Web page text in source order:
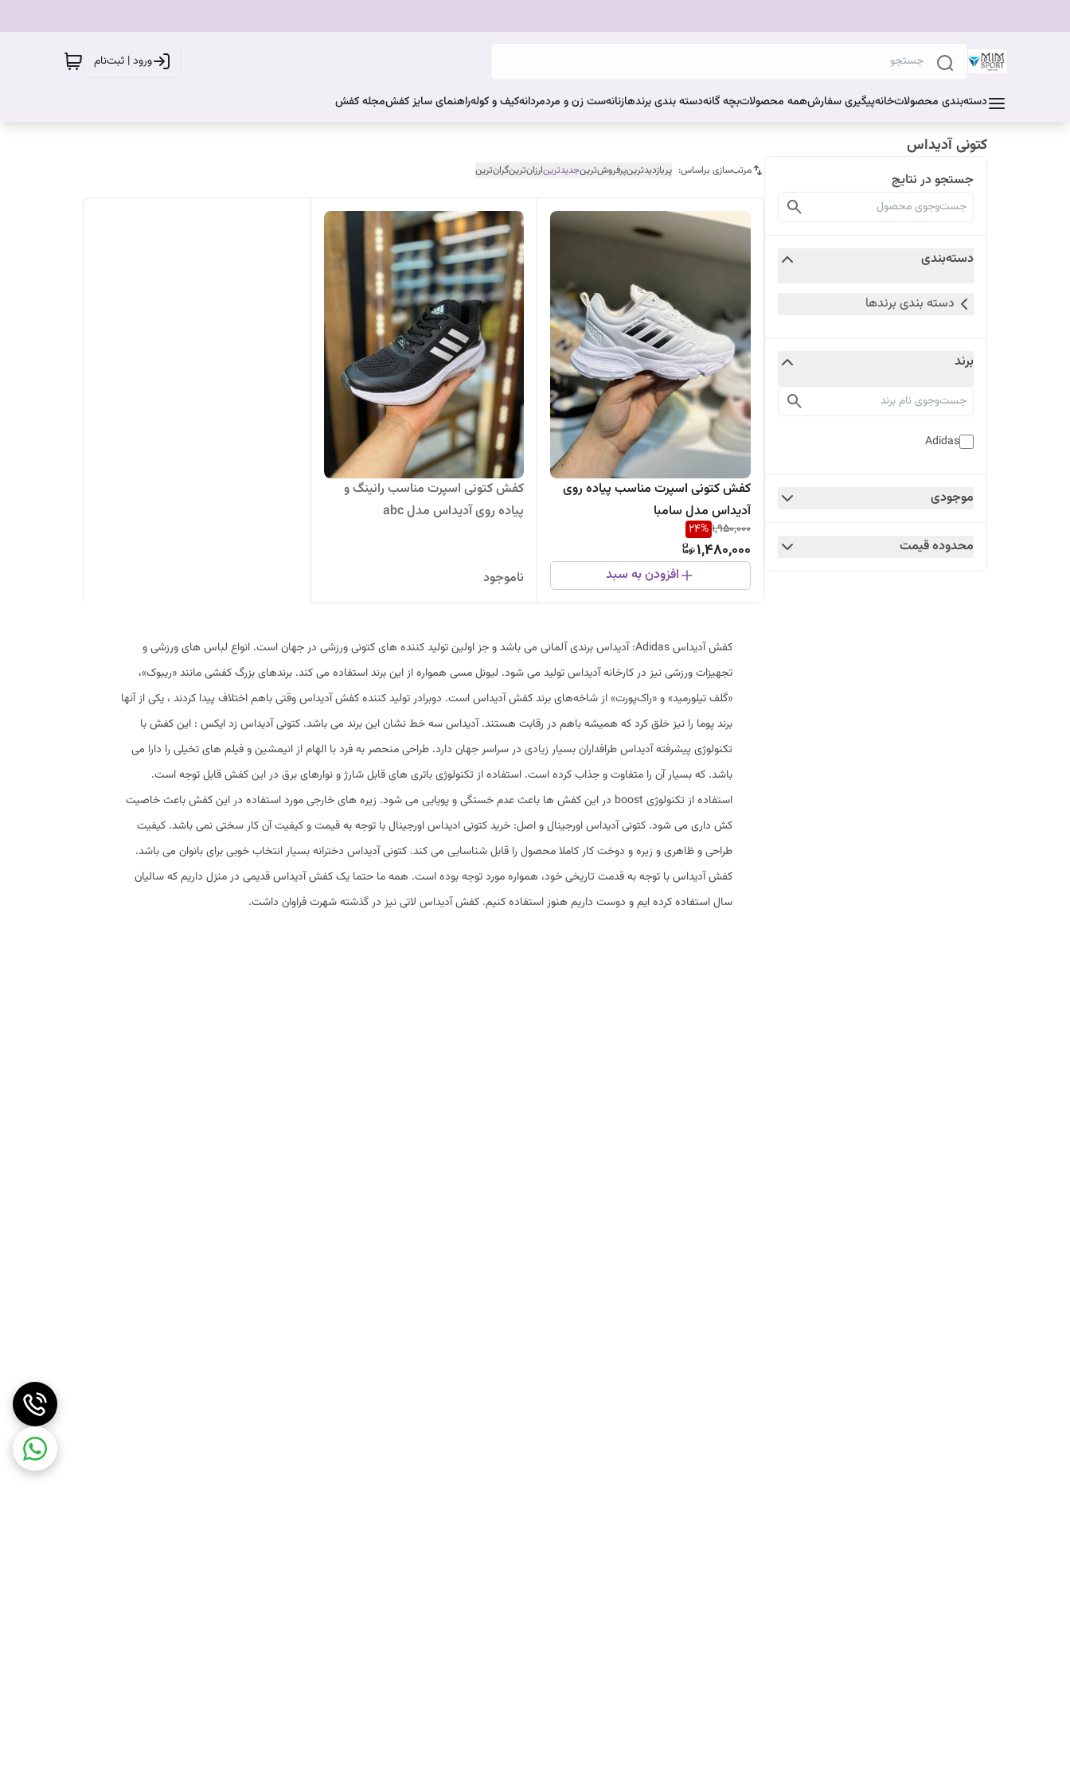
ورود | ثبت‌نام
دسته‌بندی محصولاتخانهپیگیری سفارشهمه محصولاتبچه گانهدسته بندی برندهازنانهست زن و مردمردانهکیف و کولهراهنمای سایز کفشمجله کفش
کتونی آدیداس
جستجو در نتایج
دسته‌بندی
دسته بندی برندها
برند
Adidas
موجودی
محدوده قیمت
مرتب‌سازی براساس: پربازدیدترینپرفروش‌ترینجدیدترینارزان‌ترینگران‌ترین
کفش کتونی اسپرت مناسب پیاده روی
آدیداس مدل سامبا
1,950,000
24%
1,480,000
افزودن به سبد
کفش کتونی اسپرت مناسب رانینگ و
پیاده روی آدیداس مدل abc
ناموجود
کفش آدیداس Adidas: آدیداس برندی آلمانی می باشد و جز اولین تولید کننده های کتونی ورزشی در جهان است. انواع لباس های ورزشی و
تجهیزات ورزشی نیز در کارخانه آدیداس تولید می شود. لیونل مسی همواره از این برند استفاده می کند. برندهای بزرگ کفشی مانند «ریبوک»،
«گلف تیلورمید» و «راک‌پورت» از شاخه‌های برند کفش آدیداس است. دوبرادر تولید کننده کفش آدیداس وقتی باهم اختلاف پیدا کردند ، یکی از آنها
برند پوما را نیز خلق کرد که همیشه باهم در رقابت هستند. آدیداس سه خط نشان این برند می باشد. کتونی آدیداس زد ایکس : این کفش با
تکنولوژی پیشرفته آدیداس طرافداران بسیار زیادی در سراسر جهان دارد. طراحی منحصر به فرد با الهام از انیمشین و فیلم های تخیلی را دارا می
باشد. که بسیار آن را متفاوت و جذاب کرده است. استفاده از تکنولوژی باتری های قابل شارژ و نوارهای برق در این کفش قابل توجه است.
استفاده از تکنولوژی boost در این کفش ها باعث عدم خستگی و پویایی می شود. زیره های خارجی مورد استفاده در این کفش باعث خاصیت
کش داری می شود. کتونی آدیداس اورجینال و اصل: خرید کتونی ادیداس اورجینال با توجه به قیمت و کیفیت آن کار سختی نمی باشد. کیفیت
طراحی و ظاهری و زیره و دوخت کار کاملا محصول را قابل شناسایی می کند. کتونی آدیداس دخترانه بسیار انتخاب خوبی برای بانوان می باشد.
کفش آدیداس با توجه به قدمت تاریخی خود، همواره مورد توجه بوده است. همه ما حتما یک کفش آدیداس قدیمی در منزل داریم که سالیان
سال استفاده کرده ایم و دوست داریم هنوز استفاده کنیم. کفش آدیداس لاتی نیز در گذشته شهرت فراوان داشت.